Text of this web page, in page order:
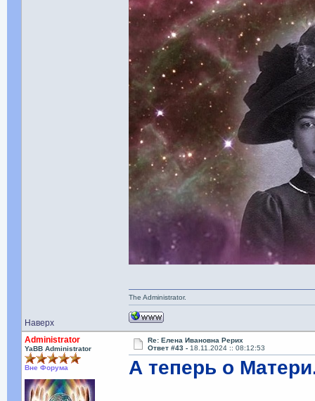
Наверх
The Administrator.
Administrator
YaBB Administrator
Вне Форума
Re: Елена Ивановна Рерих
Ответ #43 - 18.11.2024 :: 08:12:53
А теперь о